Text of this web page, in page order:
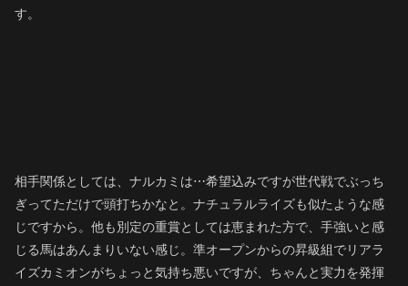
す。
相手関係としては、ナルカミは⋯希望込みですが世代戦でぶっち
ぎってただけで頭打ちかなと。ナチュラルライズも似たような感
じですから。他も別定の重賞としては恵まれた方で、手強いと感
じる馬はあんまりいない感じ。準オープンからの昇級組でリアラ
イズカミオンがちょっと気持ち悪いですが、ちゃんと実力を発揮